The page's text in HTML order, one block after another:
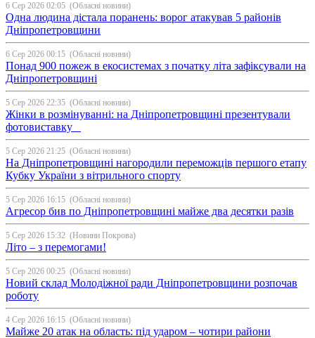
6 Сер 2026 02:05 (Обласні новини)
Одна людина дістала поранень: ворог атакував 5 районів
Дніпропетровщини
6 Сер 2026 00:15 (Обласні новини)
Понад 900 пожеж в екосистемах з початку літа зафіксували на
Дніпропетровщині
5 Сер 2026 22:35 (Обласні новини)
Жінки в розмінуванні: на Дніпропетровщині презентували
фотовиставку
5 Сер 2026 21:25 (Обласні новини)
На Дніпропетровщині нагородили переможців першого етапу
Кубку України з вітрильного спорту
5 Сер 2026 16:15 (Обласні новини)
Агресор бив по Дніпропетровщині майже два десятки разів
5 Сер 2026 15:32 (Новини Покрова)
Літо – з перемогами!
5 Сер 2026 00:25 (Обласні новини)
Новий склад Молодіжної ради Дніпропетровщини розпочав
роботу
4 Сер 2026 16:15 (Обласні новини)
Майже 20 атак на область: під ударом – чотири райони